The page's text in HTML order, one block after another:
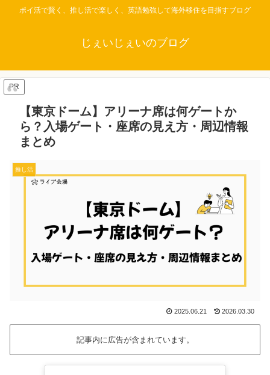
ポイ活で賢く、推し活で楽しく、英語勉強して海外移住を目指すブログ
じぇいじぇいのブログ
PR
【東京ドーム】アリーナ席は何ゲートか
ら？入場ゲート・座席の見え方・周辺情報
まとめ
推し活
2025.06.21 2026.03.30
記事内に広告が含まれています。